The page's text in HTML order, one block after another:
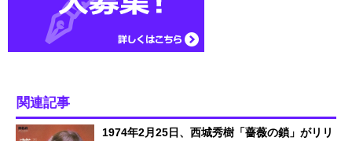
関連記事
1974年2月25日、西城秀樹「薔薇の鎖」がリリ